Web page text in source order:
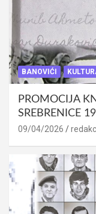
BANOVIĆI
PROMOCIJA
SREBRENICE
09/04/2026